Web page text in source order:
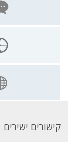
קישורים ישירים